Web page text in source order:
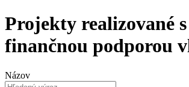
Projekty realizované s
finančnou podporou
Názov